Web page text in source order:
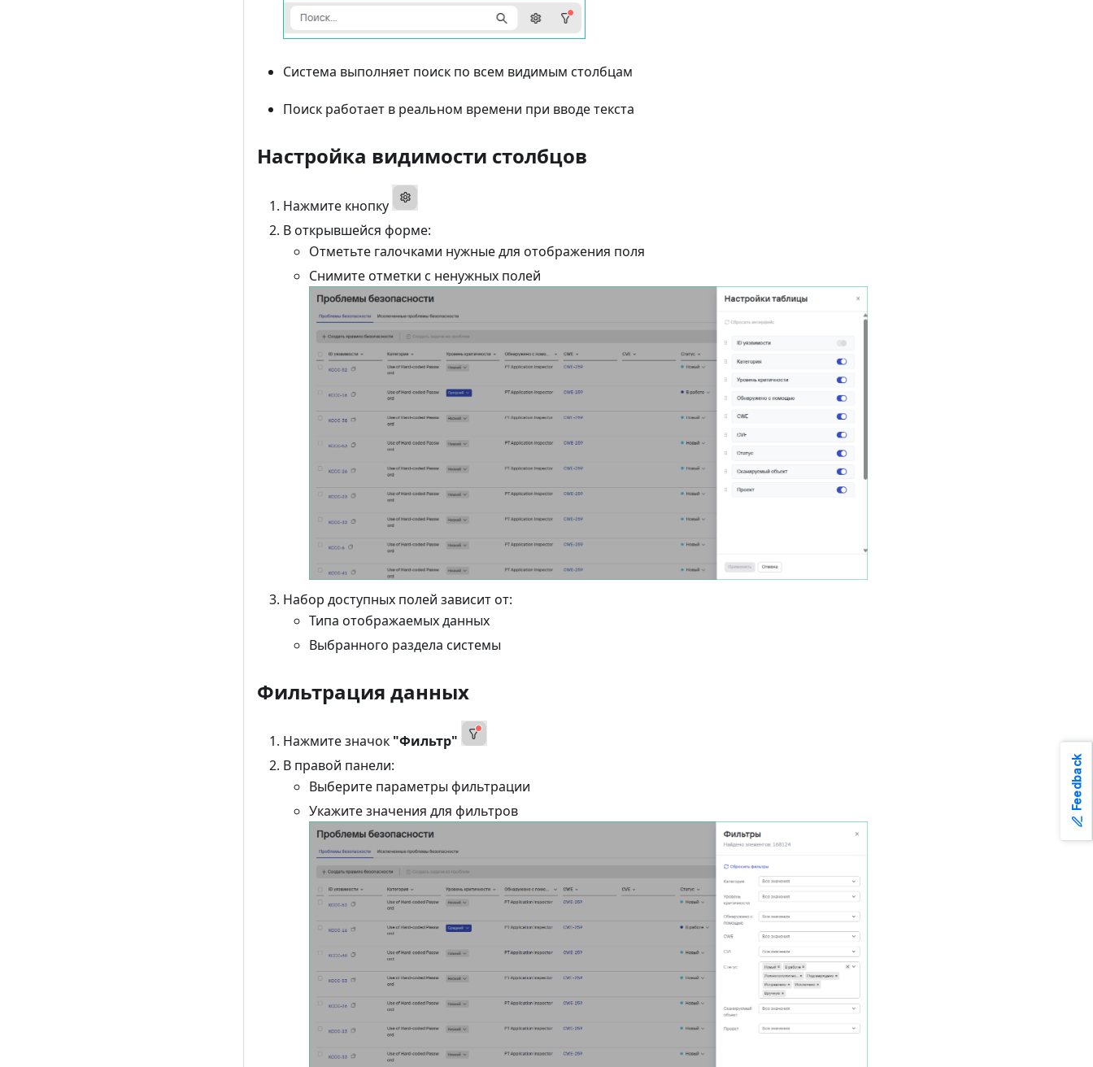
Система выполняет поиск по всем видимым столбцам
Поиск работает в реальном времени при вводе текста
Настройка видимости столбцов
Нажмите кнопку
В открывшейся форме:
Отметьте галочками нужные для отображения поля
Снимите отметки с ненужных полей
Набор доступных полей зависит от:
Типа отображаемых данных
Выбранного раздела системы
Фильтрация данных
Нажмите значок "Фильтр"
В правой панели:
Выберите параметры фильтрации
Укажите значения для фильтров
Feedback